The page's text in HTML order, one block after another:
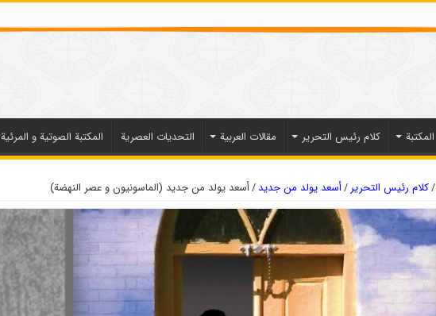
المکتبة كلام رئيس التحرير مقالات العربیة التحديات العصرية المكتبة الصوتية و المرئية
/كلام رئيس التحرير /أسعد يولد من جديد /أسعد يولد من جديد (الماسونيون و عصر النهضة)